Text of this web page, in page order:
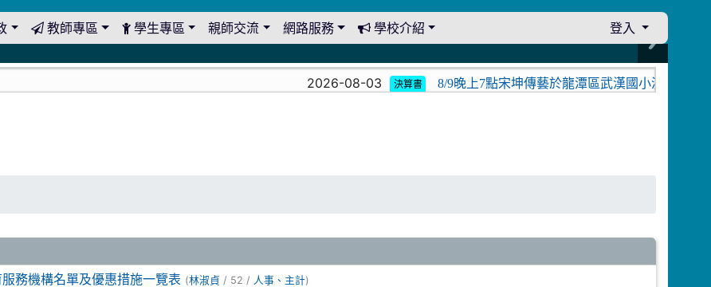
教師專區 學生專區 親師交流 網路服務 學校介紹
登入
2026-08-03 決算書 8/9晚上7點宋坤傳藝於龍潭區武漢國小演出。中壢
務機構名單及優惠措施一覽表 (林淑貞 / 52 / 人事、主計)